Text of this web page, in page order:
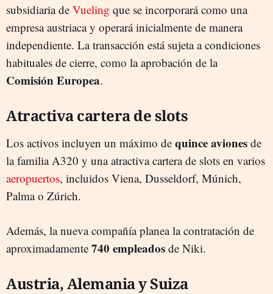
subsidiaria de Vueling que se incorporará como una
empresa austriaca y operará inicialmente de manera
independiente. La transacción está sujeta a condiciones
habituales de cierre, como la aprobación de la
Comisión Europea.
Atractiva cartera de slots
Los activos incluyen un máximo de quince aviones de
la familia A320 y una atractiva cartera de slots en varios
aeropuertos, incluidos Viena, Dusseldorf, Múnich,
Palma o Zúrich.
Además, la nueva compañía planea la contratación de
aproximadamente 740 empleados de Niki.
Austria, Alemania y Suiza